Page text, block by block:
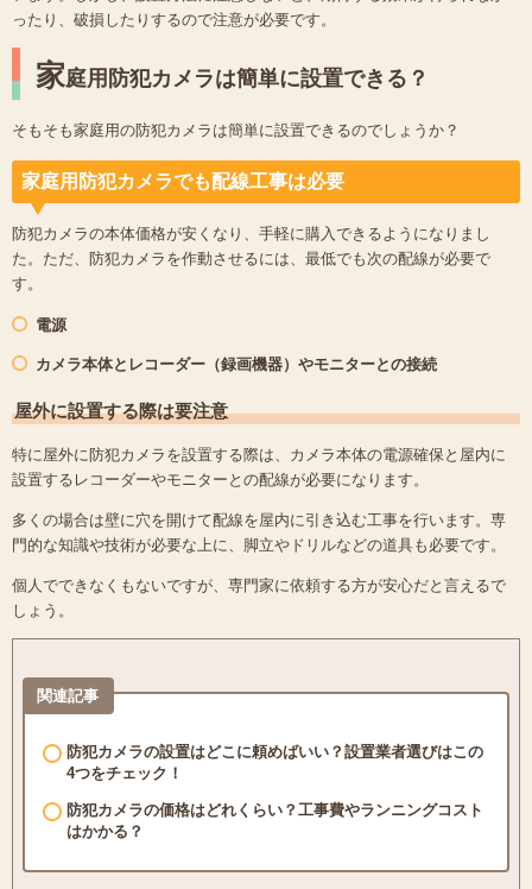
ったり、破損したりするので注意が必要です。
家庭用防犯カメラは簡単に設置できる？
そもそも家庭用の防犯カメラは簡単に設置できるのでしょうか？
家庭用防犯カメラでも配線工事は必要
防犯カメラの本体価格が安くなり、手軽に購入できるようになりまし
た。ただ、防犯カメラを作動させるには、最低でも次の配線が必要で
す。
電源
カメラ本体とレコーダー（録画機器）やモニターとの接続
屋外に設置する際は要注意
特に屋外に防犯カメラを設置する際は、カメラ本体の電源確保と屋内に
設置するレコーダーやモニターとの配線が必要になります。
多くの場合は壁に穴を開けて配線を屋内に引き込む工事を行います。専
門的な知識や技術が必要な上に、脚立やドリルなどの道具も必要です。
個人でできなくもないですが、専門家に依頼する方が安心だと言えるで
しょう。
関連記事
防犯カメラの設置はどこに頼めばいい？設置業者選びはこの
4つをチェック！
防犯カメラの価格はどれくらい？工事費やランニングコスト
はかかる？